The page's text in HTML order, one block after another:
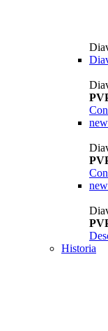
new
new
Historia